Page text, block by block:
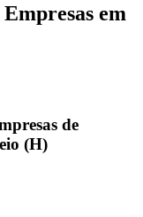
em
de
(H)